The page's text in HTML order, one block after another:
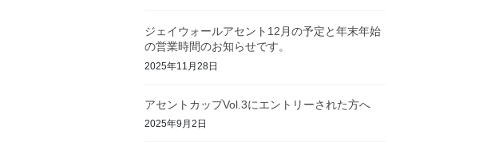
ジェイウォールアセント12月の予定と年末年始
の営業時間のお知らせです。
2025年11月28日
アセントカップVol.3にエントリーされた方へ
2025年9月2日